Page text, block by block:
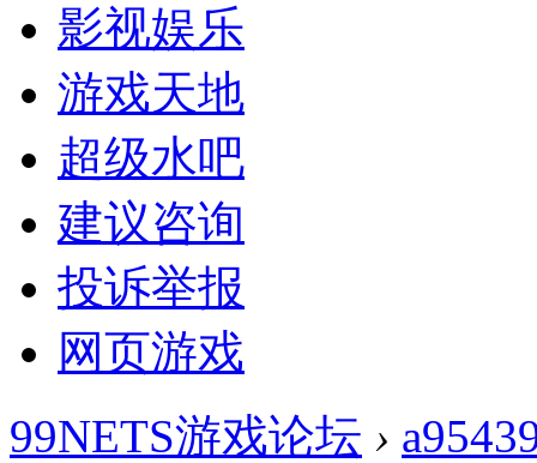
影视娱乐
游戏天地
超级水吧
建议咨询
投诉举报
网页游戏
99NETS游戏论坛 ›